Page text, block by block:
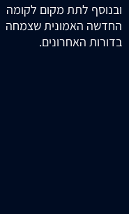
ובנוסף לתת מקום לקומה
החדשה האמונית שצמחה
בדורות האחרונים.